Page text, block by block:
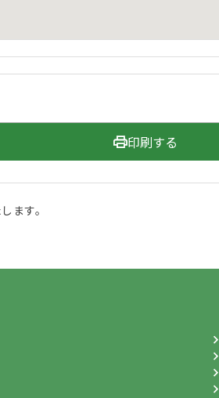
印刷する
ます。